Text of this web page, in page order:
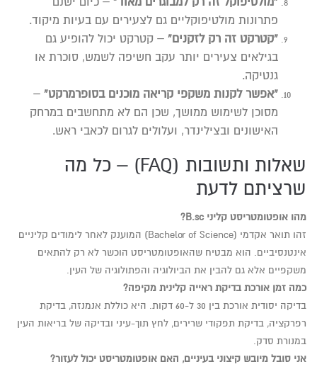
פתרונות מולטיפוקליים גם לצעירים עם בעיות מיקוד.
“קטרקט זה רק לזקנים” – קטרקט יכול להופיע גם
בגילאים צעירים יותר עקב חשיפה לשמש, סוכרת או
גנטיקה.
“אפשר לקנות משקפי קריאה מוכנים בסופרמרקט” –
מסוכן לשימוש ממושך, שכן הם לא מתחשבים במרחק
האישונים ובצילינדר, ועלולים לגרום לכאבי ראש.
שאלות ותשובות (FAQ) – כל מה
שרציתם לדעת
מהו אופטומטריסט קליני B.sc?
זהו תואר אקדמי (Bachelor of Science) המוענק לאחר לימודים קליניים
אינטנסיביים. הוא מבטיח שהאופטומטריסט הוכשר לא רק להתאים
משקפיים אלא גם להבין את הביולוגיה והפתולוגיה של העין.
כמה זמן אורכת בדיקת ראייה קלינית מקיפה?
בדיקה יסודית אורכת בין 30 ל-60 דקות. היא כוללת אנמנזה, בדיקת
רפרקציה, בדיקת תפקודי שרירים, לחץ תוך-עיני ובדיקה של בריאות העין
במנורת סדק.
אני סובל מיובש קיצוני בעיניים, האם אופטומטריסט יכול לעזור?